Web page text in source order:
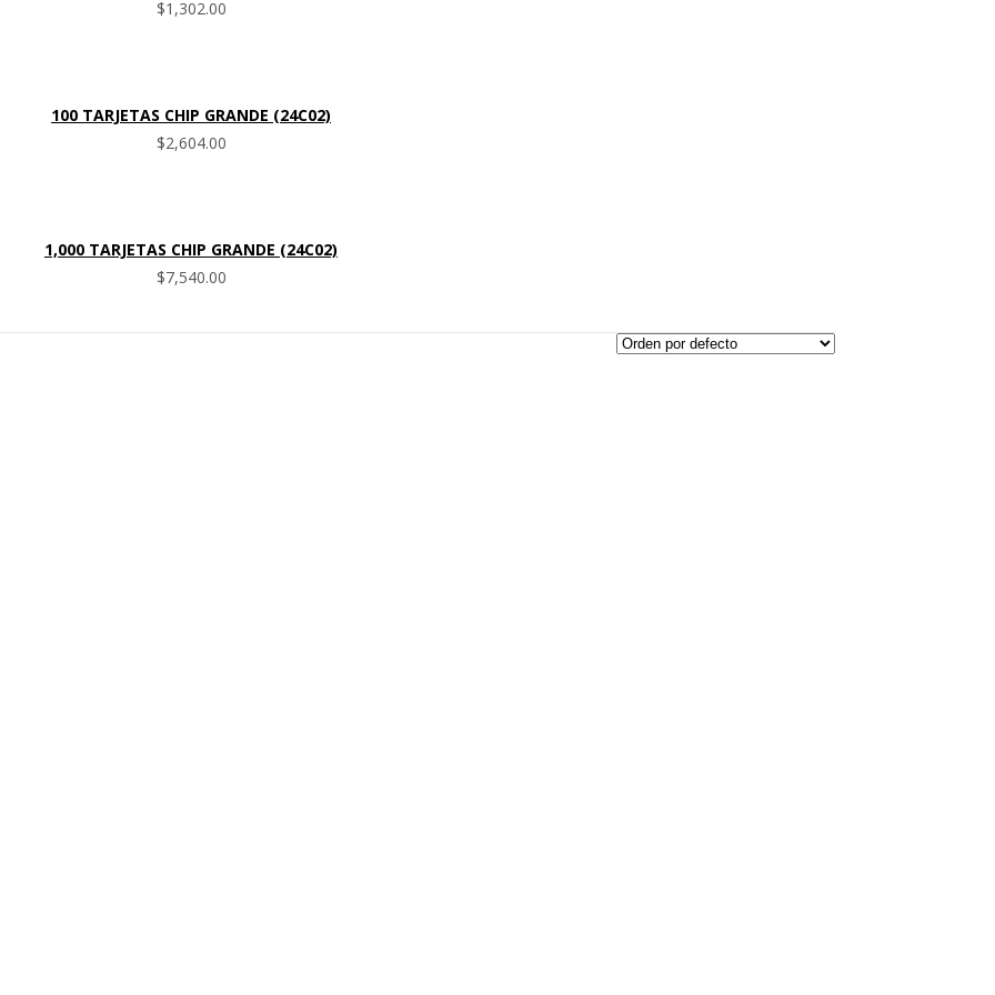
$1,302.00
100 TARJETAS CHIP GRANDE (24C02)
$2,604.00
1,000 TARJETAS CHIP GRANDE (24C02)
$7,540.00